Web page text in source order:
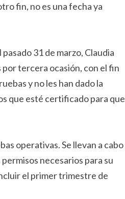
fin, no es una fecha ya
31 de marzo, Claudia
por tercera ocasión, con el fin
y no les han dado la
que esté certificado para que
operativas. Se llevan a cabo
necesarios para su
el primer trimestre de